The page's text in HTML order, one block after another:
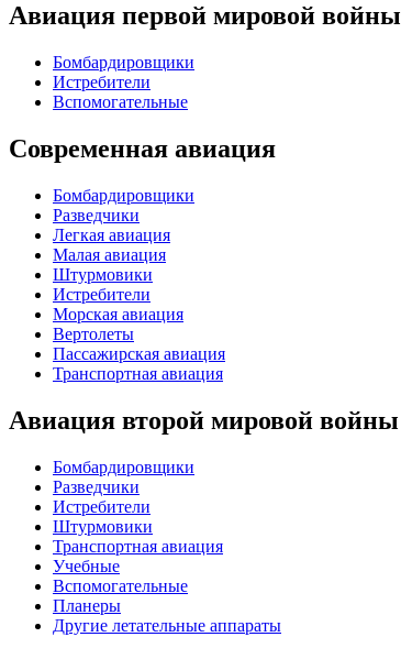
Авиация первой мировой войны
Бомбардировщики
Истребители
Вспомогательные
Современная авиация
Бомбардировщики
Разведчики
Легкая авиация
Малая авиация
Штурмовики
Истребители
Морская авиация
Вертолеты
Пассажирская авиация
Транспортная авиация
Авиация второй мировой войны
Бомбардировщики
Разведчики
Истребители
Штурмовики
Транспортная авиация
Учебные
Вспомогательные
Планеры
Другие летательные аппараты